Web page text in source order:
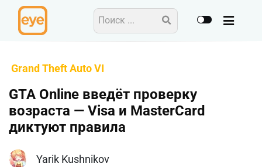
Grand Theft Auto VI
GTA Online введёт проверку
возраста — Visa и MasterCard
диктуют правила
Yarik Kushnikov